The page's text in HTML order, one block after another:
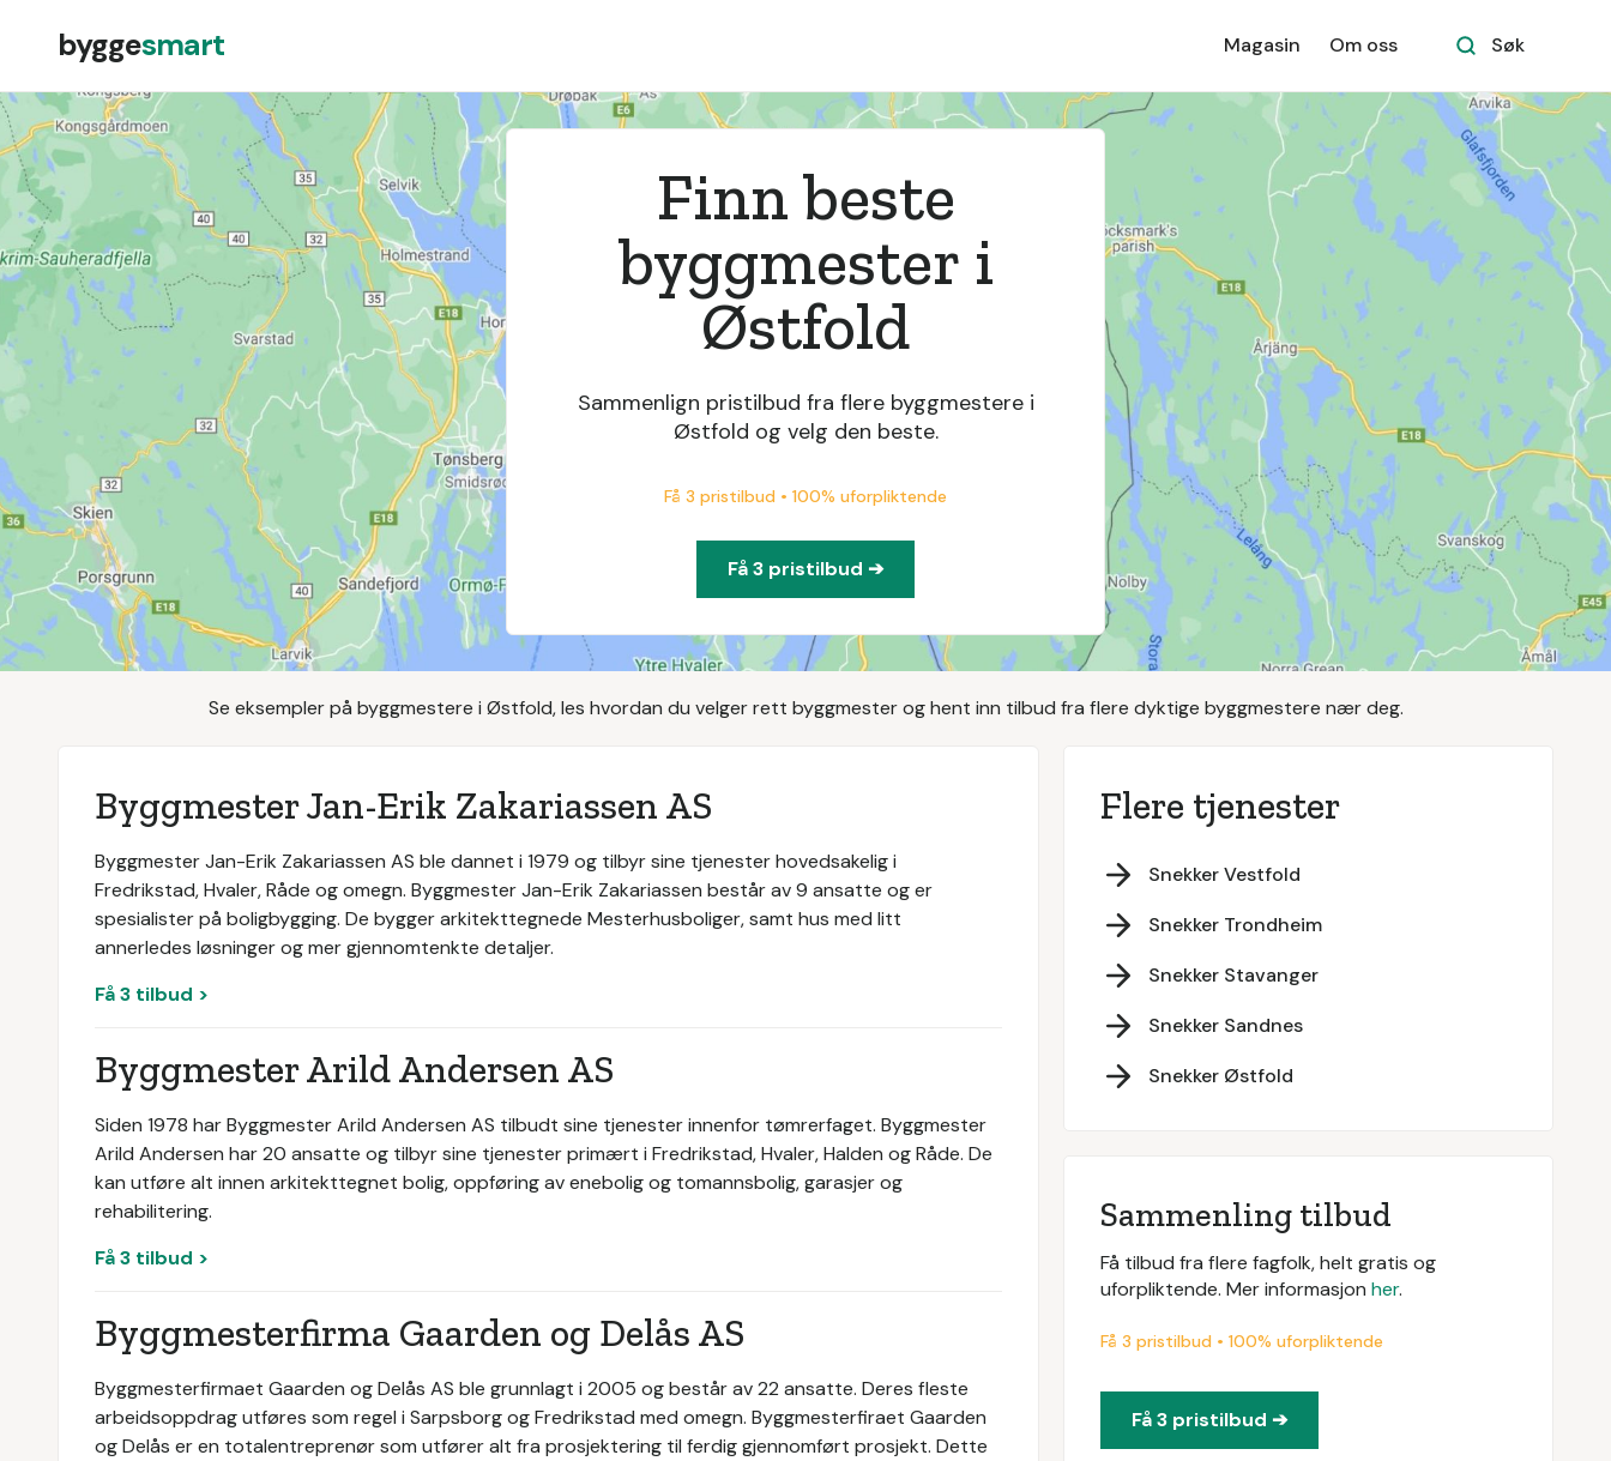
byggesmart Magasin Om oss Søk
Finn beste
byggmester i
Østfold
Sammenlign pristilbud fra flere byggmestere i
Østfold og velg den beste.
Få 3 pristilbud • 100% uforpliktende
Få 3 pristilbud ➔
Se eksempler på byggmestere i Østfold, les hvordan du velger rett byggmester og hent inn tilbud fra flere dyktige byggmestere nær deg.
Byggmester Jan-Erik Zakariassen AS
Byggmester Jan-Erik Zakariassen AS ble dannet i 1979 og tilbyr sine tjenester hovedsakelig i
Fredrikstad, Hvaler, Råde og omegn. Byggmester Jan-Erik Zakariassen består av 9 ansatte og er
spesialister på boligbygging. De bygger arkitekttegnede Mesterhusboliger, samt hus med litt
annerledes løsninger og mer gjennomtenkte detaljer.
Få 3 tilbud >
Byggmester Arild Andersen AS
Siden 1978 har Byggmester Arild Andersen AS tilbudt sine tjenester innenfor tømrerfaget. Byggmester
Arild Andersen har 20 ansatte og tilbyr sine tjenester primært i Fredrikstad, Hvaler, Halden og Råde. De
kan utføre alt innen arkitekttegnet bolig, oppføring av enebolig og tomannsbolig, garasjer og
rehabilitering.
Få 3 tilbud >
Byggmesterfirma Gaarden og Delås AS
Byggmesterfirmaet Gaarden og Delås AS ble grunnlagt i 2005 og består av 22 ansatte. Deres fleste
arbeidsoppdrag utføres som regel i Sarpsborg og Fredrikstad med omegn. Byggmesterfiraet Gaarden
og Delås er en totalentreprenør som utfører alt fra prosjektering til ferdig gjennomført prosjekt. Dette
Flere tjenester
Snekker Vestfold
Snekker Trondheim
Snekker Stavanger
Snekker Sandnes
Snekker Østfold
Sammenling tilbud
Få tilbud fra flere fagfolk, helt gratis og
uforpliktende. Mer informasjon her.
Få 3 pristilbud • 100% uforpliktende
Få 3 pristilbud ➔